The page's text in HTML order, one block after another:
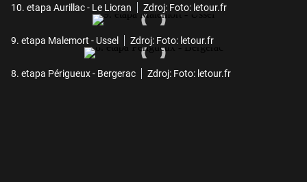
10. etapa Aurillac - Le Lioran Zdroj: Foto: letour.fr
9. etapa Malemort - Ussel Zdroj: Foto: letour.fr
8. etapa Périgueux - Bergerac Zdroj: Foto: letour.fr